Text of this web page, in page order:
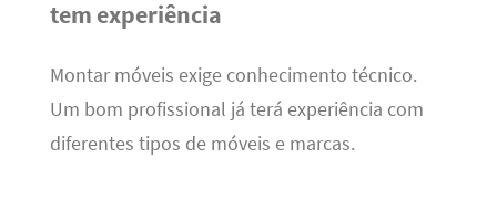
tem experiência
Montar móveis exige conhecimento técnico.
Um bom profissional já terá experiência com
diferentes tipos de móveis e marcas.